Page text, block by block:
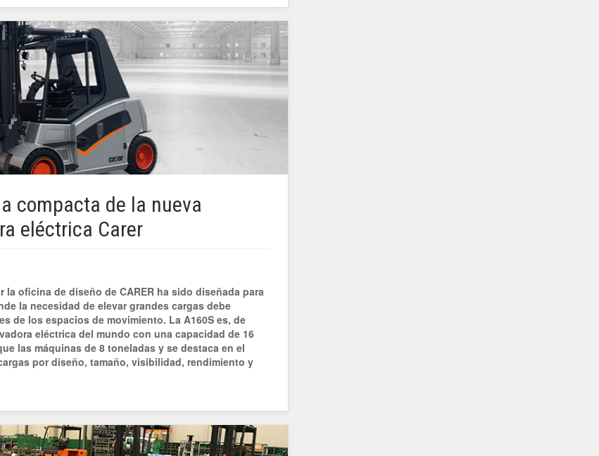
compacta de la nueva
eléctrica Carer
la oficina de diseño de CARER ha sido diseñada para
la necesidad de elevar grandes cargas debe
de los espacios de movimiento. La A160S es, de
eléctrica del mundo con una capacidad de 16
las máquinas de 8 toneladas y se destaca en el
por diseño, tamaño, visibilidad, rendimiento y